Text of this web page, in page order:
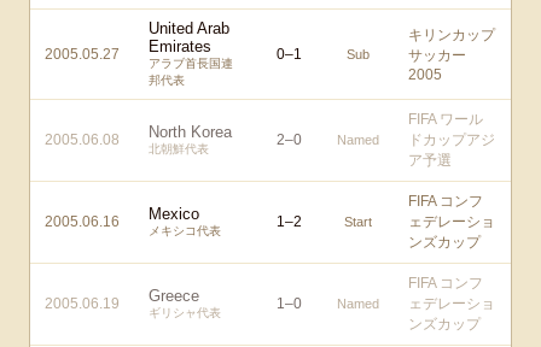
2005.05.27
United Arab
Emirates
アラブ首長国連
邦代表
0–1 Sub
キリンカップ
サッカー
2005
2005.06.08 North Korea
北朝鮮代表
2–0 Named
FIFA ワール
ドカップアジ
ア予選
2005.06.16 Mexico
メキシコ代表
1–2 Start
FIFA コンフ
ェデレーショ
ンズカップ
2005.06.19 Greece
ギリシャ代表
1–0 Named
FIFA コンフ
ェデレーショ
ンズカップ